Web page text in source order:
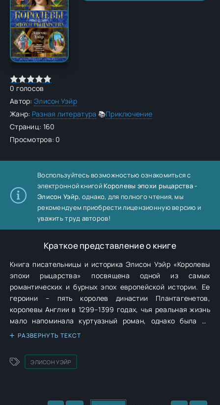
0 голосов
Автор: Элисон Уэйр
Жанр: Разная литература 📚Приключение
Страниц: 160
Просмотров: 0
Воспользуйтесь возможностью ознакомиться с
электронной книгой Королевы эпохи рыцарства -
Элисон Уэйр, однако, для полного чтения, мы
рекомендуем приобрести лицензионную версию и
уважить труд авторов!
Краткое представление о книге
Книга писательницы и историка Элисон Уэйр «Королевы
эпохи рыцарства» посвящена одной из самых
романтических и бурных эпох европейской истории. Ее
героини – пять королев династии Плантагенетов,
королевы Англии в 1299–1399 годах, чья реальная жизнь
мало напоминала куртуазный роман, однако была не
менее полна драматичных историй.В этот период
представлениями о рыцарском образе жизни в
аристократических кругах превозносились благородство,
поистине катастрофических масштабов: свержение двух
РАЗВЕРНУТЬ ТЕКСТ
ЭЛИСОН УЭЙР